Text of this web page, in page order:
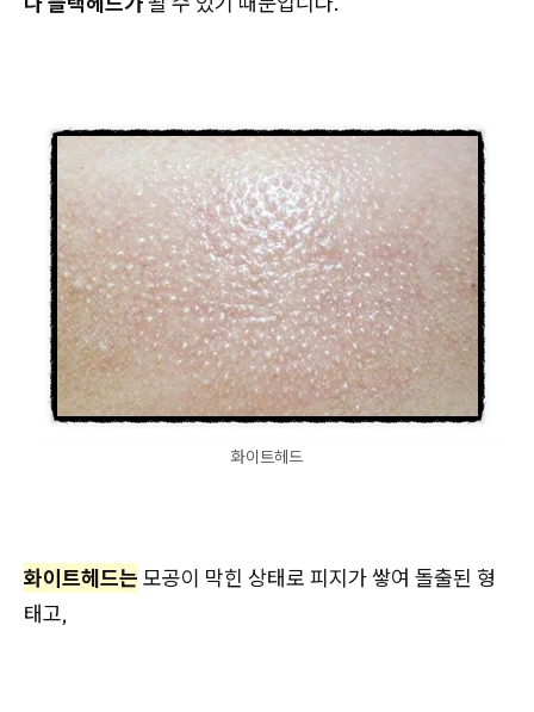
화이트헤드
화이트헤드는 모공이 막힌 상태로 피지가 쌓여 돌출된 형
태고,